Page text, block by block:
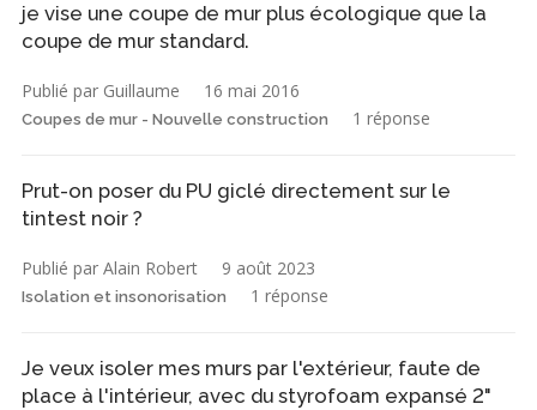
je vise une coupe de mur plus écologique que la
coupe de mur standard.
Publié par Guillaume 16 mai 2016
Coupes de mur - Nouvelle construction 1 réponse
Prut-on poser du PU giclé directement sur le
tintest noir ?
Publié par Alain Robert 9 août 2023
Isolation et insonorisation 1 réponse
Je veux isoler mes murs par l'extérieur, faute de
place à l'intérieur, avec du styrofoam expansé 2"